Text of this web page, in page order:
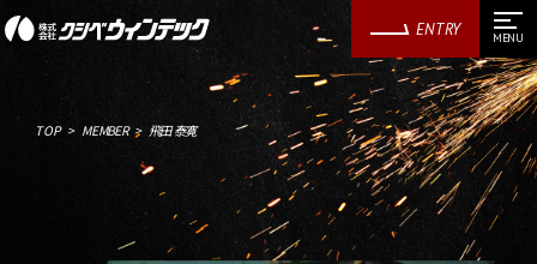
ENTRY
TOP MEMBER 飛田 泰寛